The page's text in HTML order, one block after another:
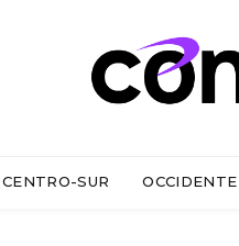
CENTRO-SUR OCCIDENTE